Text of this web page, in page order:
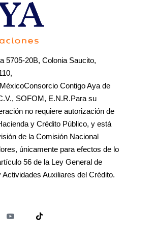
5705-20B, Colonia Saucito,
Contigo Aya de
SOFOM, E.N.R.Para su
no requiere autorización de
y Crédito Público, y está
de la Comisión Nacional
únicamente para efectos de lo
56 de la Ley General de
Auxiliares del Crédito.